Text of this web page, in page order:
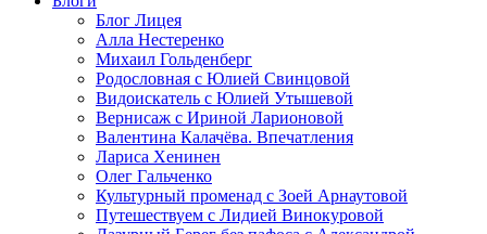
Блог Лицея
Алла Нестеренко
Михаил Гольденберг
Родословная с Юлией Свинцовой
Видоискатель с Юлией Утышевой
Вернисаж с Ириной Ларионовой
Валентина Калачёва. Впечатления
Лариса Хенинен
Олег Гальченко
Культурный променад с Зоей Арнаутовой
Путешествуем с Лидией Винокуровой